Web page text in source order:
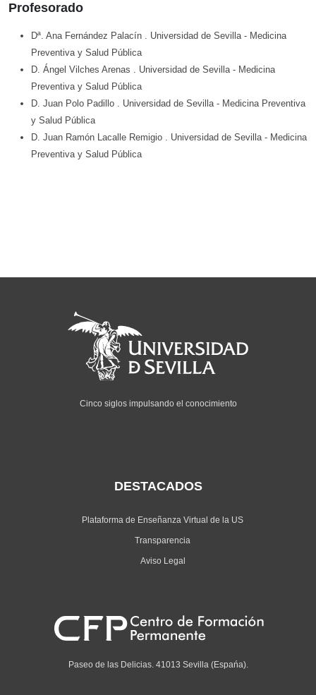
Profesorado
Dª. Ana Fernández Palacín . Universidad de Sevilla - Medicina
Preventiva y Salud Pública
D. Ángel Vilches Arenas . Universidad de Sevilla - Medicina
Preventiva y Salud Pública
D. Juan Polo Padillo . Universidad de Sevilla - Medicina Preventiva
y Salud Pública
D. Juan Ramón Lacalle Remigio . Universidad de Sevilla - Medicina
Preventiva y Salud Pública
Cinco siglos impulsando el conocimiento
DESTACADOS
Plataforma de Enseñanza Virtual de la US
Transparencia
Aviso Legal
Paseo de las Delicias. 41013 Sevilla (Espańa).